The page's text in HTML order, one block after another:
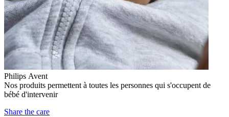
Philips Avent
Nos produits permettent à toutes les personnes qui s'occupent de
bébé d'intervenir
Share the care